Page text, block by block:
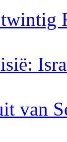
van